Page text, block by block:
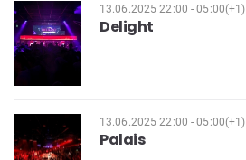
13.06.2025 22:00 - 05:00(+1)
Delight
13.06.2025 22:00 - 05:00(+1)
Palais